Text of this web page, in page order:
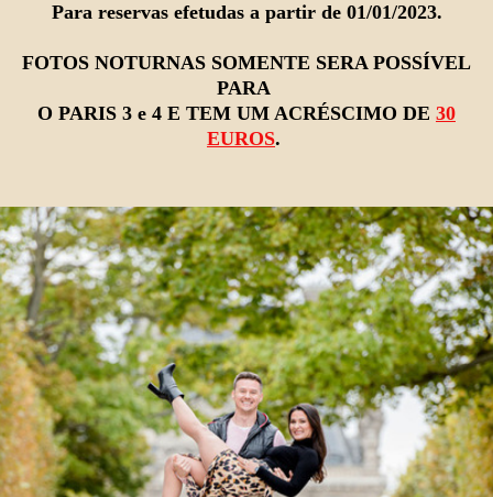
Para reservas efetudas a partir de 01/01/2023.
FOTOS NOTURNAS SOMENTE SERA POSSÍVEL
PARA
O PARIS 3 e 4 E TEM UM ACRÉSCIMO DE 30
EUROS.